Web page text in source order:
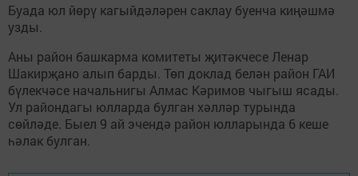
Буада юл йөрү кагыйдәләрен саклау буенча киңәшмә
узды.
Аны район башкарма комитеты җитәкчесе Ленар
Шакирҗано алып барды. Төп доклад белән район ГАИ
бүлекчәсе начальнигы Алмас Кәримов чыгыш ясады.
Ул райондагы юлларда булган хәлләр турында
сөйләде. Быел 9 ай эчендә район юлларында 6 кеше
һәлак булган.